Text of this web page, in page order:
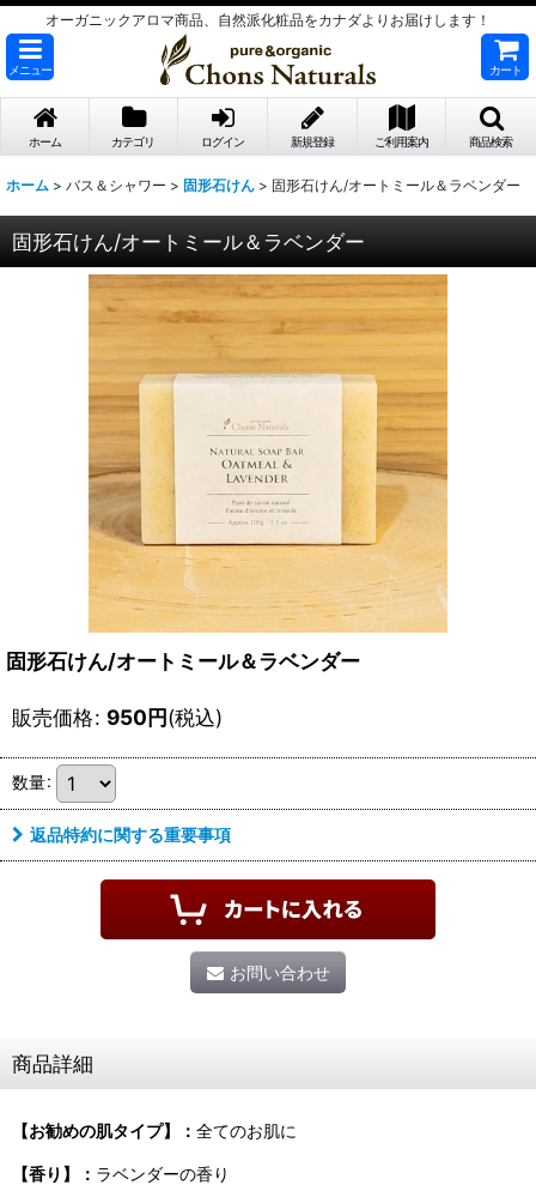
オーガニックアロマ商品、自然派化粧品をカナダよりお届けします！
メニュー カート
ホーム カテゴリ ログイン 新規登録 ご利用案内 商品検索
ホーム > バス＆シャワー > 固形石けん > 固形石けん/オートミール＆ラベンダー
固形石けん/オートミール＆ラベンダー
固形石けん/オートミール＆ラベンダー
販売価格: 950円(税込)
数量:
返品特約に関する重要事項
お問い合わせ
商品詳細
【お勧めの肌タイプ】： 全てのお肌に
【香り】： ラベンダーの香り